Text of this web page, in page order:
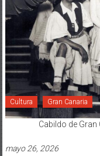
Cultura Gran Canaria
Cabildo de
mayo 26, 2026